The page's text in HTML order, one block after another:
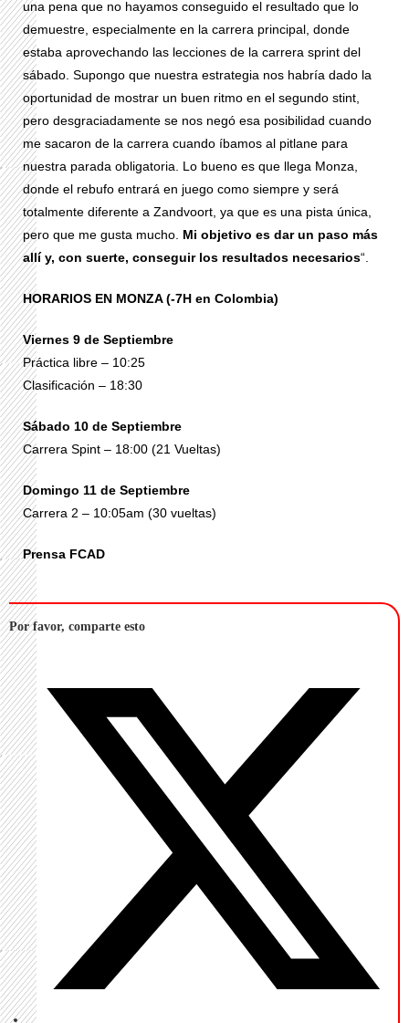
una pena que no hayamos conseguido el resultado que lo
demuestre, especialmente en la carrera principal, donde
estaba aprovechando las lecciones de la carrera sprint del
sábado. Supongo que nuestra estrategia nos habría dado la
oportunidad de mostrar un buen ritmo en el segundo stint,
pero desgraciadamente se nos negó esa posibilidad cuando
me sacaron de la carrera cuando íbamos al pitlane para
nuestra parada obligatoria. Lo bueno es que llega Monza,
donde el rebufo entrará en juego como siempre y será
totalmente diferente a Zandvoort, ya que es una pista única,
pero que me gusta mucho. Mi objetivo es dar un paso más
allí y, con suerte, conseguir los resultados necesarios“.
HORARIOS EN MONZA (-7H en Colombia)
Viernes 9 de Septiembre
Práctica libre – 10:25
Clasificación – 18:30
Sábado 10 de Septiembre
Carrera Spint – 18:00 (21 Vueltas)
Domingo 11 de Septiembre
Carrera 2 – 10:05am (30 vueltas)
Prensa FCAD
Por favor, comparte esto